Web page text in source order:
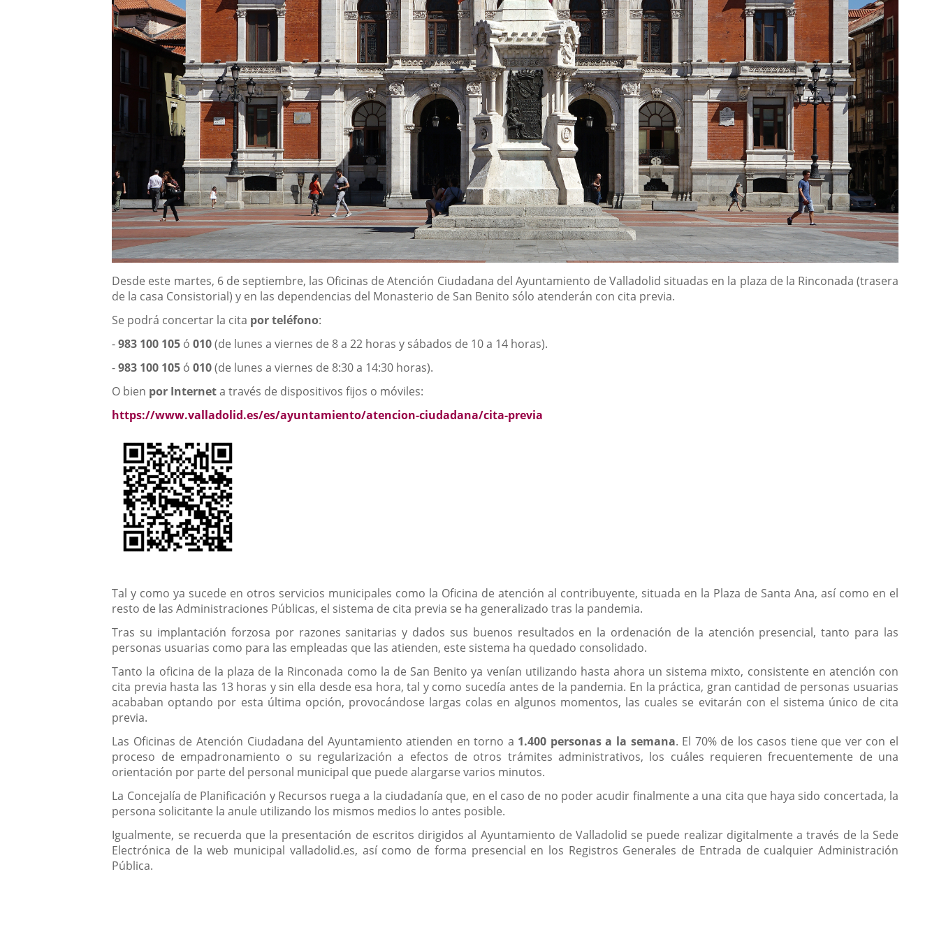
Descripción
Desde este martes, 6 de septiembre, las Oficinas de Atención Ciudadana del Ayuntamiento de Valladolid situadas en la plaza de la Rinconada (trasera
de la casa Consistorial) y en las dependencias del Monasterio de San Benito sólo atenderán con cita previa.
Se podrá concertar la cita por teléfono:
-983 100 105 ó010(de lunes a viernes de 8 a 22 horas y sábados de 10 a 14 horas).
-983 100 105 ó010(de lunes a viernes de 8:30 a 14:30 horas).
O bien por Interneta través de dispositivos fijos o móviles:
https://www.valladolid.es/es/ayuntamiento/atencion-ciudadana/cita-previa
Tal y como ya sucede en otros servicios municipales como la Oficina de atención al contribuyente, situada en la Plaza de Santa Ana, así como en el
resto de las Administraciones Públicas, el sistema de cita previa se ha generalizado tras la pandemia.
Tras su implantación forzosa por razones sanitarias y dados sus buenos resultados en la ordenación de la atención presencial, tanto para las
personas usuarias como para las empleadas que las atienden, este sistema ha quedado consolidado.
Tanto la oficina de la plaza de la Rinconada como la de San Benito ya venían utilizando hasta ahora un sistema mixto, consistente en atención con
cita previa hasta las 13 horas y sin ella desde esa hora, tal y como sucedía antes de la pandemia. En la práctica, gran cantidad de personas usuarias
acababan optando por esta última opción, provocándose largas colas en algunos momentos, las cuales se evitarán con el sistema único de cita
previa.
Las Oficinas de Atención Ciudadana del Ayuntamiento atienden en torno a 1.400 personas a la semana. El 70% de los casos tiene que ver con el
proceso de empadronamiento o su regularización a efectos de otros trámites administrativos, los cuáles requieren frecuentemente de una
orientación por parte del personal municipal que puede alargarse varios minutos.
La Concejalía de Planificación y Recursos ruega a la ciudadanía que, en el caso de no poder acudir finalmente a una cita que haya sido concertada, la
persona solicitante la anule utilizando los mismos medios lo antes posible.
Igualmente, se recuerda que la presentación de escritos dirigidos al Ayuntamiento de Valladolid se puede realizar digitalmente a través de la Sede
Electrónica de la web municipal valladolid.es, así como de forma presencial en los Registros Generales de Entrada de cualquier Administración
Pública.